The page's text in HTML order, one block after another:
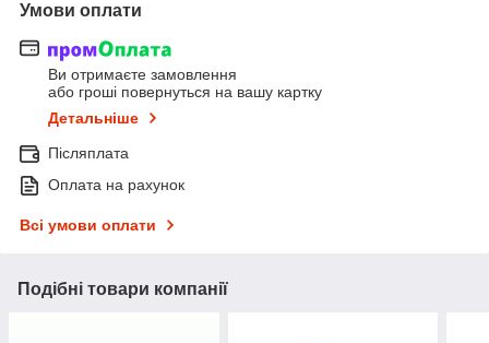
Умови оплати
Ви отримаєте замовлення
або гроші повернуться на вашу картку
Детальніше
Післяплата
Оплата на рахунок
Всі умови оплати
Подібні товари компанії